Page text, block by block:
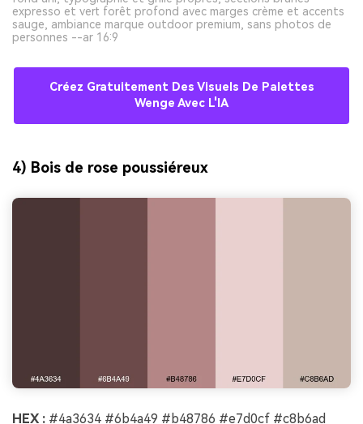
expresso et vert forêt profond avec marges crème et accents
sauge, ambiance marque outdoor premium, sans photos de
personnes --ar 16:9
Créez Gratuitement Des Visuels De Palettes
Wenge Avec L'IA
4) Bois de rose poussiéreux
HEX : #4a3634 #6b4a49 #b48786 #e7d0cf #c8b6ad